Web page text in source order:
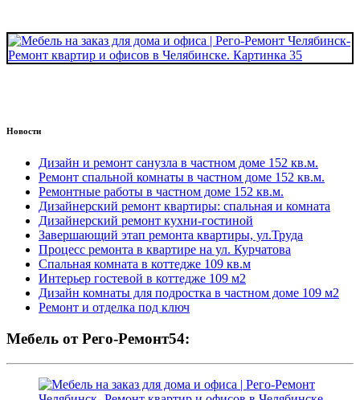
Новости
Дизайн и ремонт санузла в частном доме 152 кв.м.
Ремонт спальной комнаты в частном доме 152 кв.м.
Ремонтные работы в частном доме 152 кв.м.
Дизайнерский ремонт квартиры: спальная и комната
Дизайнерский ремонт кухни-гостиной
Завершающий этап ремонта квартиры, ул.Труда
Процесс ремонта в квартире на ул. Курчатова
Спальная комната в коттедже 109 кв.м
Интерьер гостевой в коттедже 109 м2
Дизайн комнаты для подростка в частном доме 109 м2
Ремонт и отделка под ключ
Мебель от Рего-Ремонт54: